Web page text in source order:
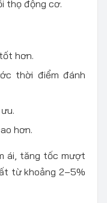
thọ động cơ.
hơn.
thời điểm đánh
hơn.
ái, tăng tốc mượt
từ khoảng 2–5%